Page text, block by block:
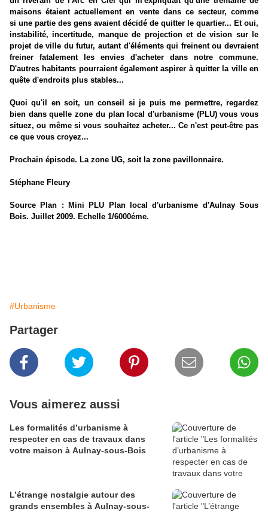
maisons étaient actuellement en vente dans ce secteur, comme
si une partie des gens avaient décidé de quitter le quartier... Et oui,
instabilité, incertitude, manque de projection et de vision sur le
projet de ville du futur, autant d'éléments qui freinent ou devraient
freiner fatalement les envies d'acheter dans notre commune.
D'autres habitants pourraient également aspirer à quitter la ville en
quête d'endroits plus stables...
Quoi qu'il en soit, un conseil si je puis me permettre, regardez
bien dans quelle zone du plan local d'urbanisme (PLU) vous vous
situez, ou même si vous souhaitez acheter... Ce n'est peut-être pas
ce que vous croyez...
Prochain épisode. La zone UG, soit la zone pavillonnaire.
Stéphane Fleury
Source Plan : Mini PLU Plan local d'urbanisme d'Aulnay Sous
Bois. Juillet 2009. Echelle 1/6000éme.
#Urbanisme
Partager
Vous aimerez aussi
Les formalités d’urbanisme à
respecter en cas de travaux dans
votre maison à Aulnay-sous-Bois
L’étrange nostalgie autour des
grands ensembles à Aulnay-sous-